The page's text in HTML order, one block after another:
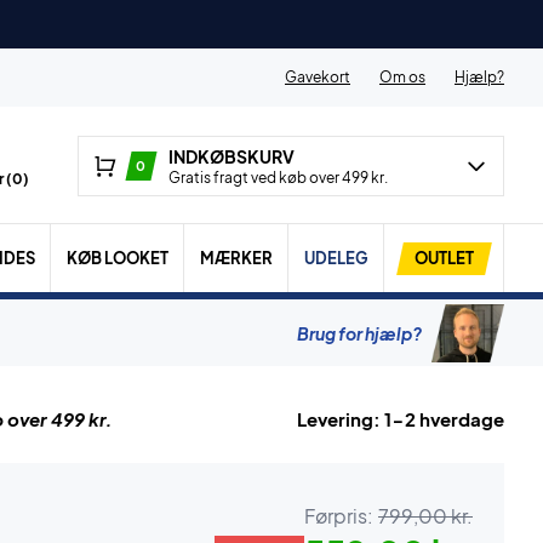
Gavekort Om os Hjælp?
(0)
0 INDKØBSKURV
Gratis fragt ved køb over 499 kr.
KØB LOOKET MÆRKER UDELEG OUTLET
Brug for hjælp?
499 kr. Levering: 1-2 hverdage
Førpris: 799,00 kr.